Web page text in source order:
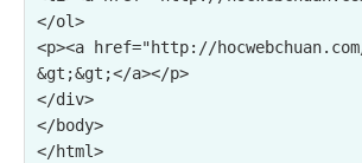
</ol>
<p><a href="http://
&gt;&gt;</a></p>
</div>
</body>